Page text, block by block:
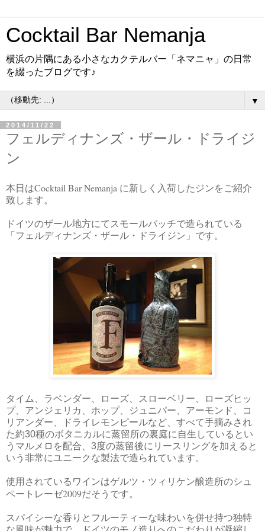
Cocktail Bar Nemanja
横浜の片隅にある小さなカクテルバー「ネマニャ」の日常
を綴ったブログです♪
▼
2014/11/22
フェルディナンズ・ザール・ドライジ
ン
本日はCocktail Bar Nemanja に新しく入荷したジンをご紹介
致します。
ドイツのザール地方にてスモールバッチで造られている
「フェルディナンズ・ザール・ドライジン」です。
タイム、ラベンダー、ローズ、スローベリー、ローズヒッ
プ、アンジェリカ、ホップ、ジュニパー、アーモンド、コ
リアンダー、ドライレモンピールなど、すべて手摘みされ
た約30種のボタニカルに蒸留所の裏庭に自生しているとい
うマルメロを配合、3度の蒸留後にリースリングを加えると
いう非常にユニークな製法で造られています。
使用されているワインはゲルツ・ツィリケン醸造所のシュ
ペートレーゼ2009だそうです。
スパイシーな香りとフルーティーな味わいを併せ持つ独特